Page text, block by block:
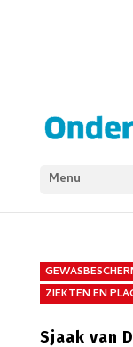
Menu
ZIEKTEN EN
Sjaak van